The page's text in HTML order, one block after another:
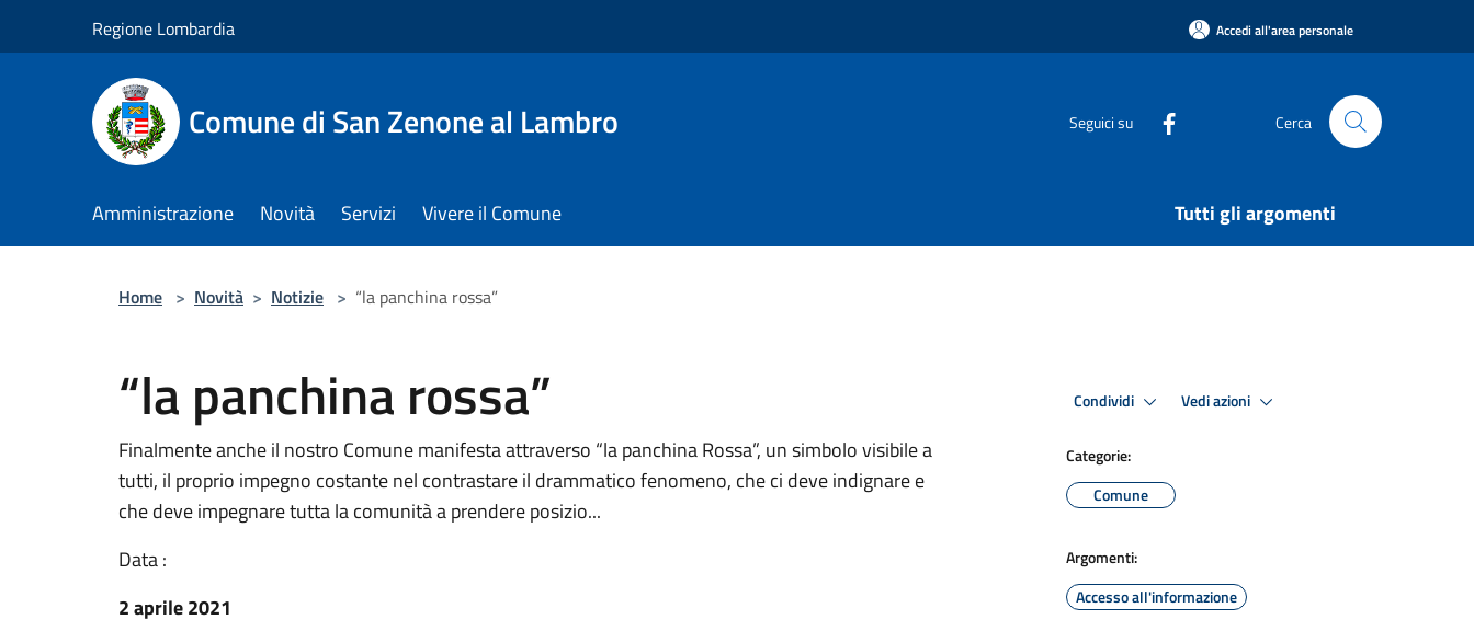
Regione Lombardia Accedi all'area personale
Comune di San Zenone al Lambro Seguici su Cerca
Amministrazione Novità Servizi Vivere il Comune Tutti gli argomenti
Home > Novità > Notizie > “la panchina rossa”
“la panchina rossa”
Finalmente anche il nostro Comune manifesta attraverso “la panchina Rossa”, un simbolo visibile a
tutti, il proprio impegno costante nel contrastare il drammatico fenomeno, che ci deve indignare e
che deve impegnare tutta la comunità a prendere posizio...
Data :
2 aprile 2021
Condividi Vedi azioni
Categorie:
Comune
Argomenti:
Accesso all'informazione